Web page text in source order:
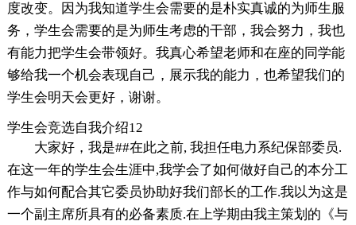
度改变。因为我知道学生会需要的是朴实真诚的为师生服
务，学生会需要的是为师生考虑的干部，我会努力，我也
有能力把学生会带领好。我真心希望老师和在座的同学能
够给我一个机会表现自己，展示我的能力，也希望我们的
学生会明天会更好，谢谢。
学生会竞选自我介绍12
大家好，我是##在此之前, 我担任电力系纪保部委员.
在这一年的学生会生涯中,我学会了如何做好自己的本分工
作与如何配合其它委员协助好我们部长的工作.我以为这是
一个副主席所具有的必备素质.在上学期由我主策划的《与